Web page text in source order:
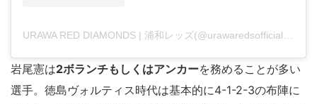
岩尾憲は2ボランチもしくはアンカーを務めることが多い
選手。徳島ヴォルティス時代は基本的に4-1-2-3の布陣に